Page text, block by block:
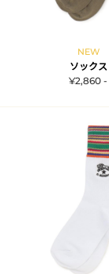
NEW
ソックス
¥2,860 -